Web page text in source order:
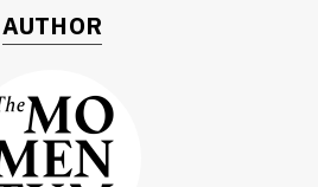
AUTHOR
TWEET LINE